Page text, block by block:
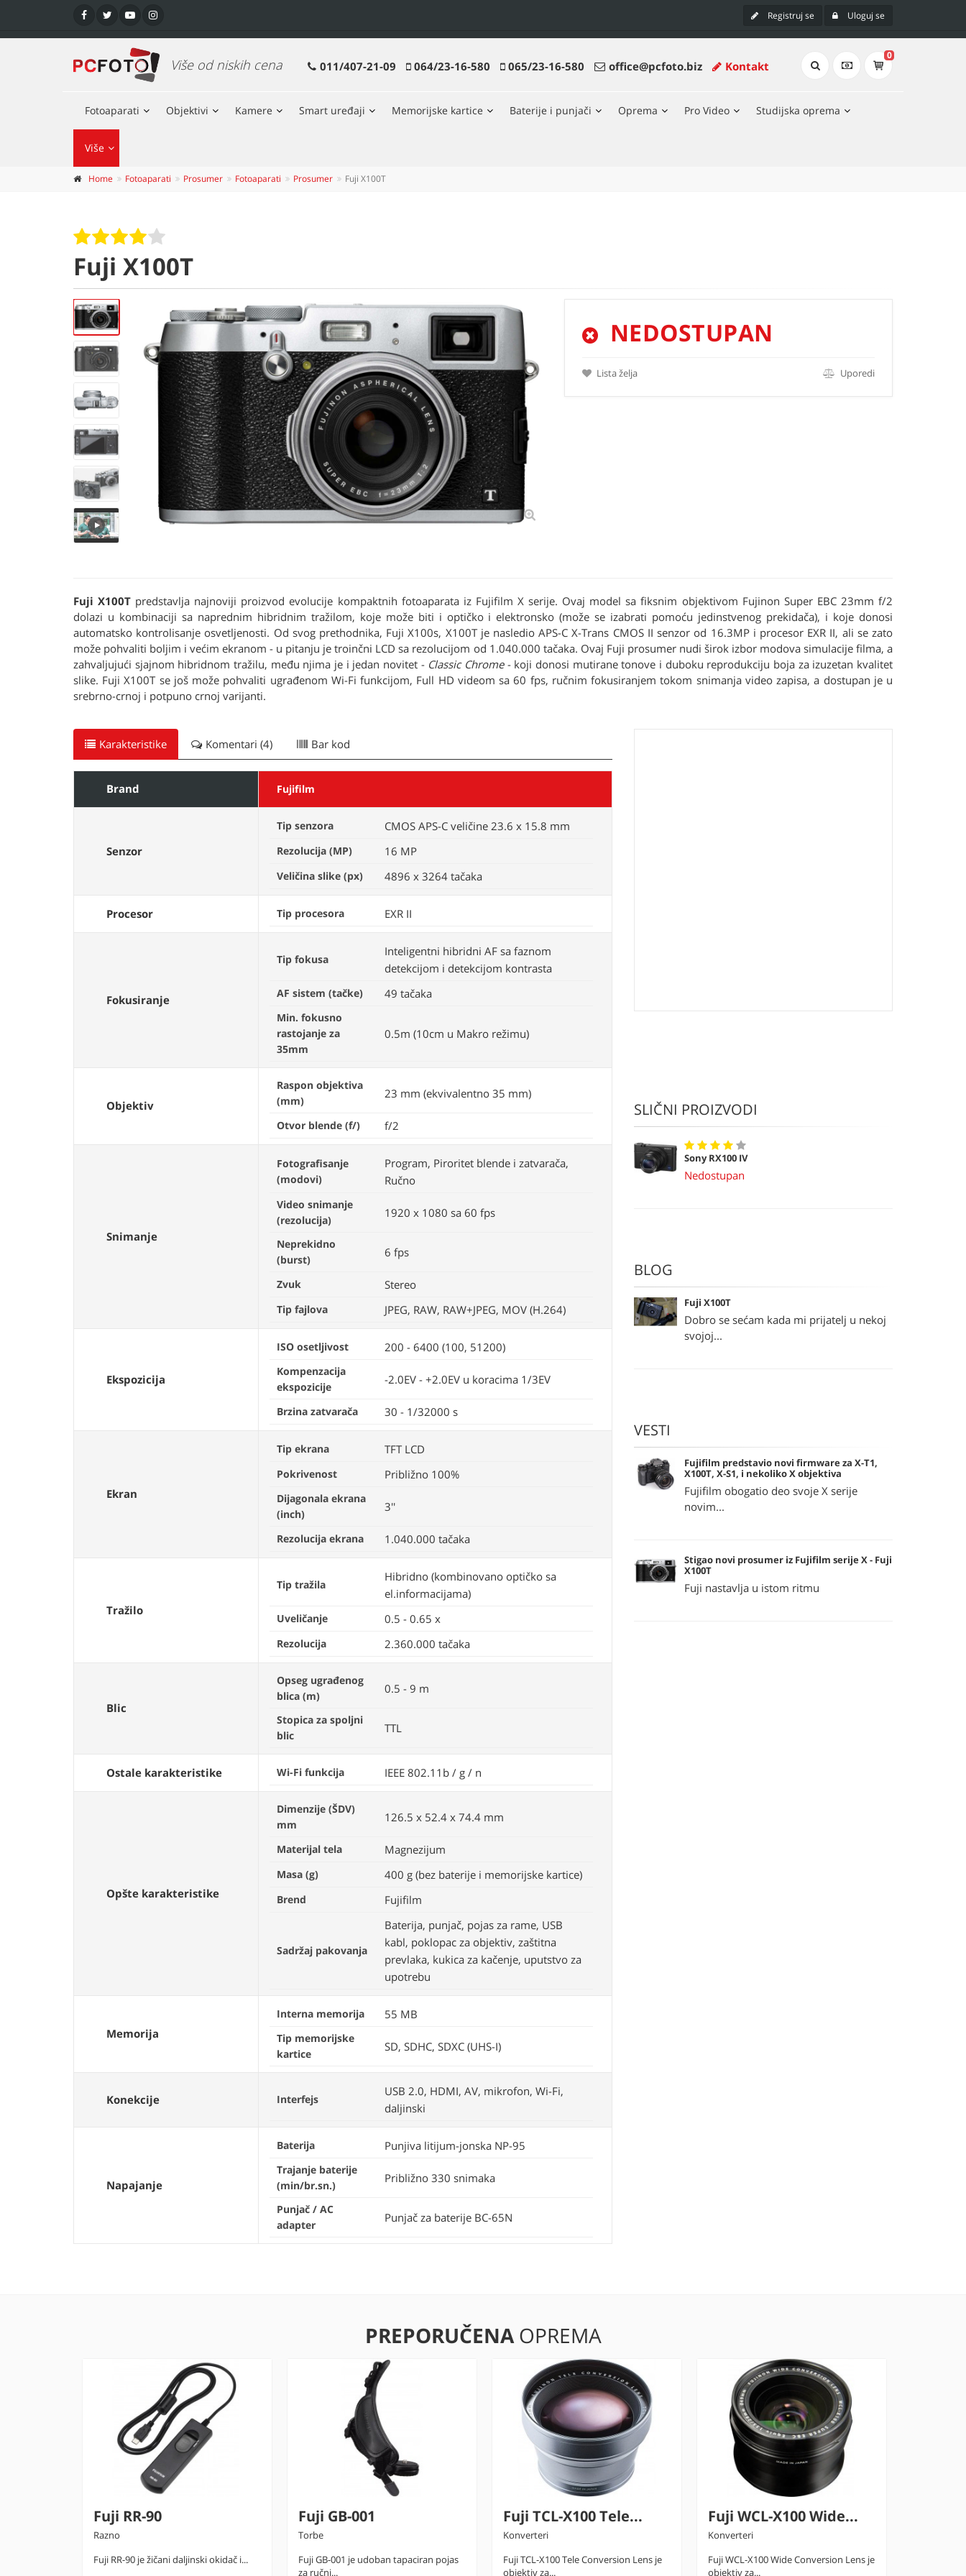
Registruj se Uloguj se
Više od niskih cena 011/407-21-09 064/23-16-580 065/23-16-580 office@pcfoto.biz Kontakt
0
Fotoaparati Objektivi Kamere Smart uređaji Memorijske kartice Baterije i punjači Oprema Pro Video Studijska oprema
Više
Home Fotoaparati Prosumer Fotoaparati Prosumer Fuji X100T
Fuji X100T
NEDOSTUPAN
Lista želja Uporedi
Fuji X100T predstavlja najnoviji proizvod evolucije kompaktnih fotoaparata iz Fujifilm X serije. Ovaj model sa fiksnim objektivom Fujinon Super EBC 23mm f/2
dolazi u kombinaciji sa naprednim hibridnim tražilom, koje može biti i optičko i elektronsko (može se izabrati pomoću jedinstvenog prekidača), i koje donosi
automatsko kontrolisanje osvetljenosti. Od svog prethodnika, Fuji X100s, X100T je nasledio APS-C X-Trans CMOS II senzor od 16.3MP i procesor EXR II, ali se zato
može pohvaliti boljim i većim ekranom - u pitanju je troinčni LCD sa rezolucijom od 1.040.000 tačaka. Ovaj Fuji prosumer nudi širok izbor modova simulacije filma, a
zahvaljujući sjajnom hibridnom tražilu, među njima je i jedan novitet - Classic Chrome- koji donosi mutirane tonove i duboku reprodukciju boja za izuzetan kvalitet
slike. Fuji X100T se još može pohvaliti ugrađenom Wi-Fi funkcijom, Full HD videom sa 60 fps, ručnim fokusiranjem tokom snimanja video zapisa, a dostupan je u
srebrno-crnoj i potpuno crnoj varijanti.
Karakteristike Komentari (4) Bar kod
Brand Fujifilm
Senzor
Tip senzora CMOS APS-C veličine 23.6 x 15.8 mm
Rezolucija (MP) 16 MP
Veličina slike (px) 4896 x 3264 tačaka
Procesor Tip procesora EXR II
Fokusiranje
Tip fokusa
Inteligentni hibridni AF sa faznom
detekcijom i detekcijom kontrasta
AF sistem (tačke) 49 tačaka
Min. fokusno
rastojanje za
35mm
0.5m (10cm u Makro režimu)
Objektiv
Raspon objektiva
(mm)
23 mm (ekvivalentno 35 mm)
Otvor blende (f/) f/2
Snimanje
Fotografisanje
(modovi)
Program, Piroritet blende i zatvarača,
Ručno
Video snimanje
(rezolucija)
1920 x 1080 sa 60 fps
Neprekidno
(burst)
6 fps
Zvuk Stereo
Tip fajlova JPEG, RAW, RAW+JPEG, MOV (H.264)
Ekspozicija
ISO osetljivost 200 - 6400 (100, 51200)
Kompenzacija
ekspozicije
-2.0EV - +2.0EV u koracima 1/3EV
Brzina zatvarača 30 - 1/32000 s
Ekran
Tip ekrana TFT LCD
Pokrivenost Približno 100%
Dijagonala ekrana
(inch)
3''
Rezolucija ekrana 1.040.000 tačaka
Tražilo
Tip tražila
Hibridno (kombinovano optičko sa
el.informacijama)
Uveličanje 0.5 - 0.65 x
Rezolucija 2.360.000 tačaka
Blic
Opseg ugrađenog
blica (m)
0.5 - 9 m
Stopica za spoljni
blic
TTL
Ostale karakteristike Wi-Fi funkcija IEEE 802.11b / g / n
Opšte karakteristike
Dimenzije (ŠDV)
mm
126.5 x 52.4 x 74.4 mm
Materijal tela Magnezijum
Masa (g) 400 g (bez baterije i memorijske kartice)
Brend Fujifilm
Sadržaj pakovanja
Baterija, punjač, pojas za rame, USB
kabl, poklopac za objektiv, zaštitna
prevlaka, kukica za kačenje, uputstvo za
upotrebu
Memorija
Interna memorija 55 MB
Tip memorijske
kartice
SD, SDHC, SDXC (UHS-I)
Konekcije Interfejs
USB 2.0, HDMI, AV, mikrofon, Wi-Fi,
daljinski
Napajanje
Baterija Punjiva litijum-jonska NP-95
Trajanje baterije
(min/br.sn.)
Približno 330 snimaka
Punjač / AC
adapter
Punjač za baterije BC-65N
SLIČNI PROIZVODI
Sony RX100 IV
Nedostupan
BLOG
Fuji X100T
Dobro se sećam kada mi prijatelj u nekoj
svojoj...
VESTI
Fujifilm predstavio novi firmware za X-T1,
X100T, X-S1, i nekoliko X objektiva
Fujifilm obogatio deo svoje X serije
novim...
Stigao novi prosumer iz Fujifilm serije X - Fuji
X100T
Fuji nastavlja u istom ritmu
PREPORUČENAOPREMA
Fuji RR-90
Razno
Fuji RR-90 je žičani daljinski okidač i...
Fuji GB-001
Torbe
Fuji GB-001 je udoban tapaciran pojas
za ručni...
Fuji TCL-X100 Tele...
Konverteri
Fuji TCL-X100 Tele Conversion Lens je
objektiv za...
Fuji WCL-X100 Wide...
Konverteri
Fuji WCL-X100 Wide Conversion Lens je
objektiv za...